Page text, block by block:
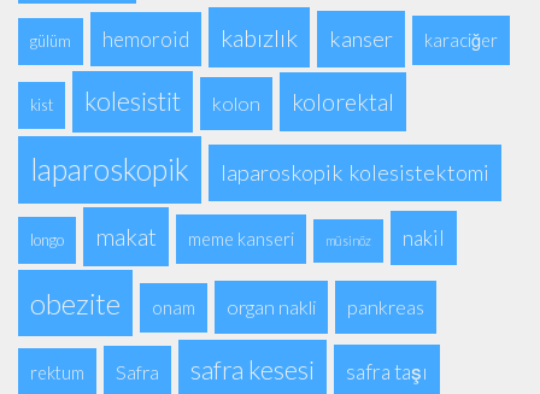
gülüm hemoroid kabızlık kanser karaciğer
kist kolesistit kolon kolorektal
laparoskopik laparoskopik kolesistektomi
longo makat meme kanseri müsinöz nakil
obezite onam organ nakli pankreas
rektum Safra safra kesesi safra taşı